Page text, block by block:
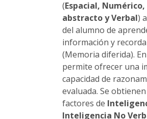
página
de
producto
(Espacial,
abstracto y Verbal)
del alumno de
información y
(Memoria diferida).
permite ofrecer una
capacidad de
evaluada. Se
factores de
Inteligencia No